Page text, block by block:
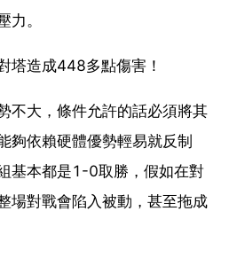
力。
塔造成448多點傷害！
不大，條件允許的話必須將其
夠依賴硬體優勢輕易就反制
基本都是1-0取勝，假如在對
場對戰會陷入被動，甚至拖成